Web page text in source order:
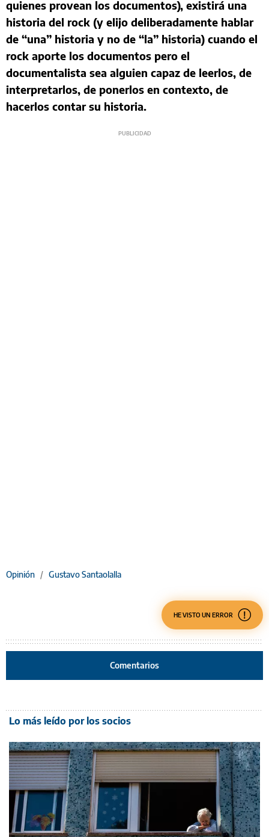
quienes provean los documentos), existirá una
historia del rock (y elijo deliberadamente hablar
de “una” historia y no de “la” historia) cuando el
rock aporte los documentos pero el
documentalista sea alguien capaz de leerlos, de
interpretarlos, de ponerlos en contexto, de
hacerlos contar su historia.
Opinión / Gustavo Santaolalla
HE VISTO UN ERROR
Comentarios
Lo más leído por los socios